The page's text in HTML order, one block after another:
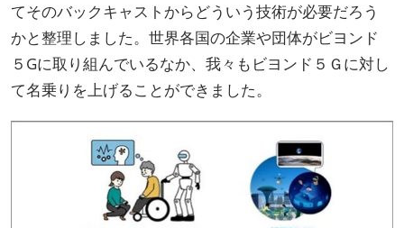
てそのバックキャストからどういう技術が必要だろう
かと整理しました。世界各国の企業や団体がビヨンド
５Gに取り組んでいるなか、我々もビヨンド５Ｇに対し
て名乗りを上げることができました。